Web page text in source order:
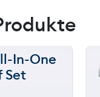
In-One
Set